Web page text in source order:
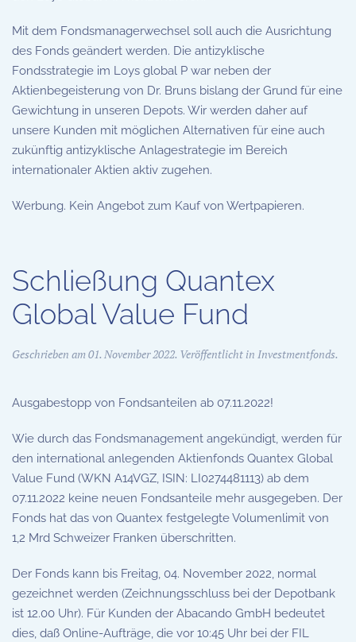
Mit dem Fondsmanagerwechsel soll auch die Ausrichtung
des Fonds geändert werden. Die antizyklische
Fondsstrategie im Loys global P war neben der
Aktienbegeisterung von Dr. Bruns bislang der Grund für eine
Gewichtung in unseren Depots. Wir werden daher auf
unsere Kunden mit möglichen Alternativen für eine auch
zukünftig antizyklische Anlagestrategie im Bereich
internationaler Aktien aktiv zugehen.
Werbung. Kein Angebot zum Kauf von Wertpapieren.
Schließung Quantex
Global Value Fund
Geschrieben am01. November 2022. Veröffentlicht in Investmentfonds.
Ausgabestopp von Fondsanteilen ab 07.11.2022!
Wie durch das Fondsmanagement angekündigt, werden für
den international anlegenden Aktienfonds Quantex Global
Value Fund (WKN A14VGZ, ISIN: LI0274481113) ab dem
07.11.2022 keine neuen Fondsanteile mehr ausgegeben. Der
Fonds hat das von Quantex festgelegte Volumenlimit von
1,2 Mrd Schweizer Franken überschritten.
Der Fonds kann bis Freitag, 04. November 2022, normal
gezeichnet werden (Zeichnungsschluss bei der Depotbank
ist 12.00 Uhr). Für Kunden der Abacando GmbH bedeutet
dies, daß Online-Aufträge, die vor 10:45 Uhr bei der FIL